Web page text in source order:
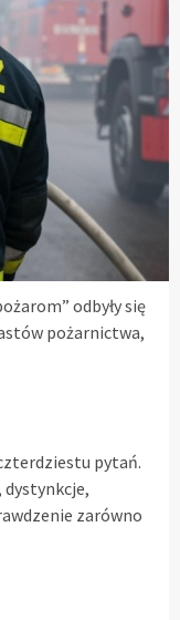
odbyły się
pożarnictwa,
pytań.
zarówno